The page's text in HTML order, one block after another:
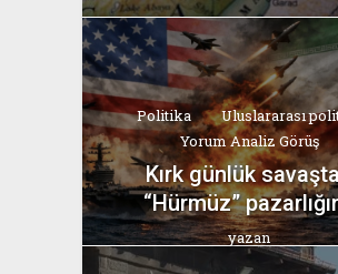
Politika
Uluslararası
Yorum Analiz Görüş
Kırk günlük
“Hürmüz”
yazan
Bahri Ak